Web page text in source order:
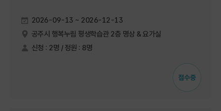
2026-09-13 ~ 2026-12-13
공주시 행복누림 평생학습관 2층 명상 & 요가실
신청 : 2명 / 정원 : 8명
접수중